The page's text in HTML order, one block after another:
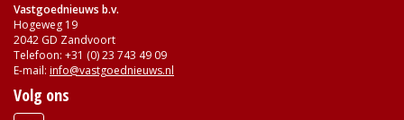
Vastgoednieuws b.v.
Hogeweg 19
2042 GD Zandvoort
Telefoon: +31 (0) 23 743 49 09
E-mail: info@vastgoednieuws.nl
Volg ons